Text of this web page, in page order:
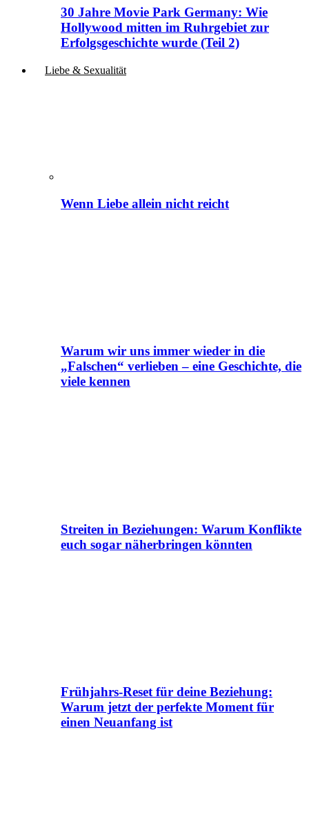
30 Jahre Movie Park Germany: Wie
Hollywood mitten im Ruhrgebiet zur
Erfolgsgeschichte wurde (Teil 2)
Liebe & Sexualität
Wenn Liebe allein nicht reicht
Warum wir uns immer wieder in die
„Falschen“ verlieben – eine Geschichte, die
viele kennen
Streiten in Beziehungen: Warum Konflikte
euch sogar näherbringen könnten
Frühjahrs-Reset für deine Beziehung:
Warum jetzt der perfekte Moment für
einen Neuanfang ist